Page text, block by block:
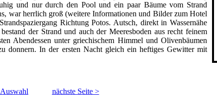
und nur durch den Pool und ein paar Bäume vom Strand
war herrlich groß (weitere Informationen und Bilder zum Hotel
Richtung Potos. Autsch, direkt in Wassernähe
der Strand und auch der Meeresboden aus recht feinem
Abendessen unter griechischem Himmel und Olivenbäumen
donnern. In der ersten Nacht gleich ein heftiges Gewitter mit
nächste Seite >